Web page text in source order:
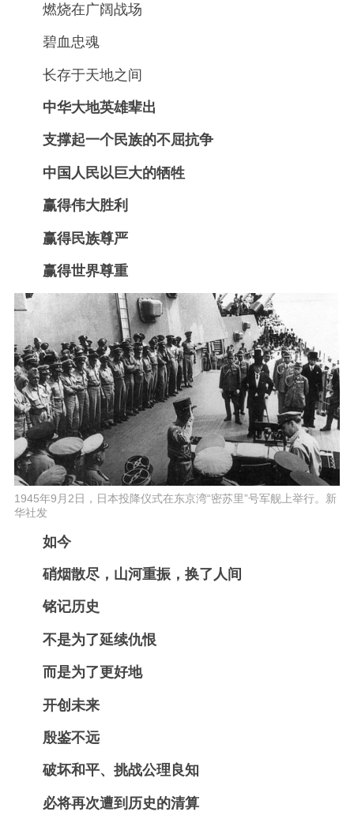
燃烧在广阔战场
碧血忠魂
长存于天地之间
中华大地英雄辈出
支撑起一个民族的不屈抗争
中国人民以巨大的牺牲
赢得伟大胜利
赢得民族尊严
赢得世界尊重
1945年9月2日，日本投降仪式在东京湾“密苏里”号军舰上举行。新
华社发
如今
硝烟散尽，山河重振，换了人间
铭记历史
不是为了延续仇恨
而是为了更好地
开创未来
殷鉴不远
破坏和平、挑战公理良知
必将再次遭到历史的清算